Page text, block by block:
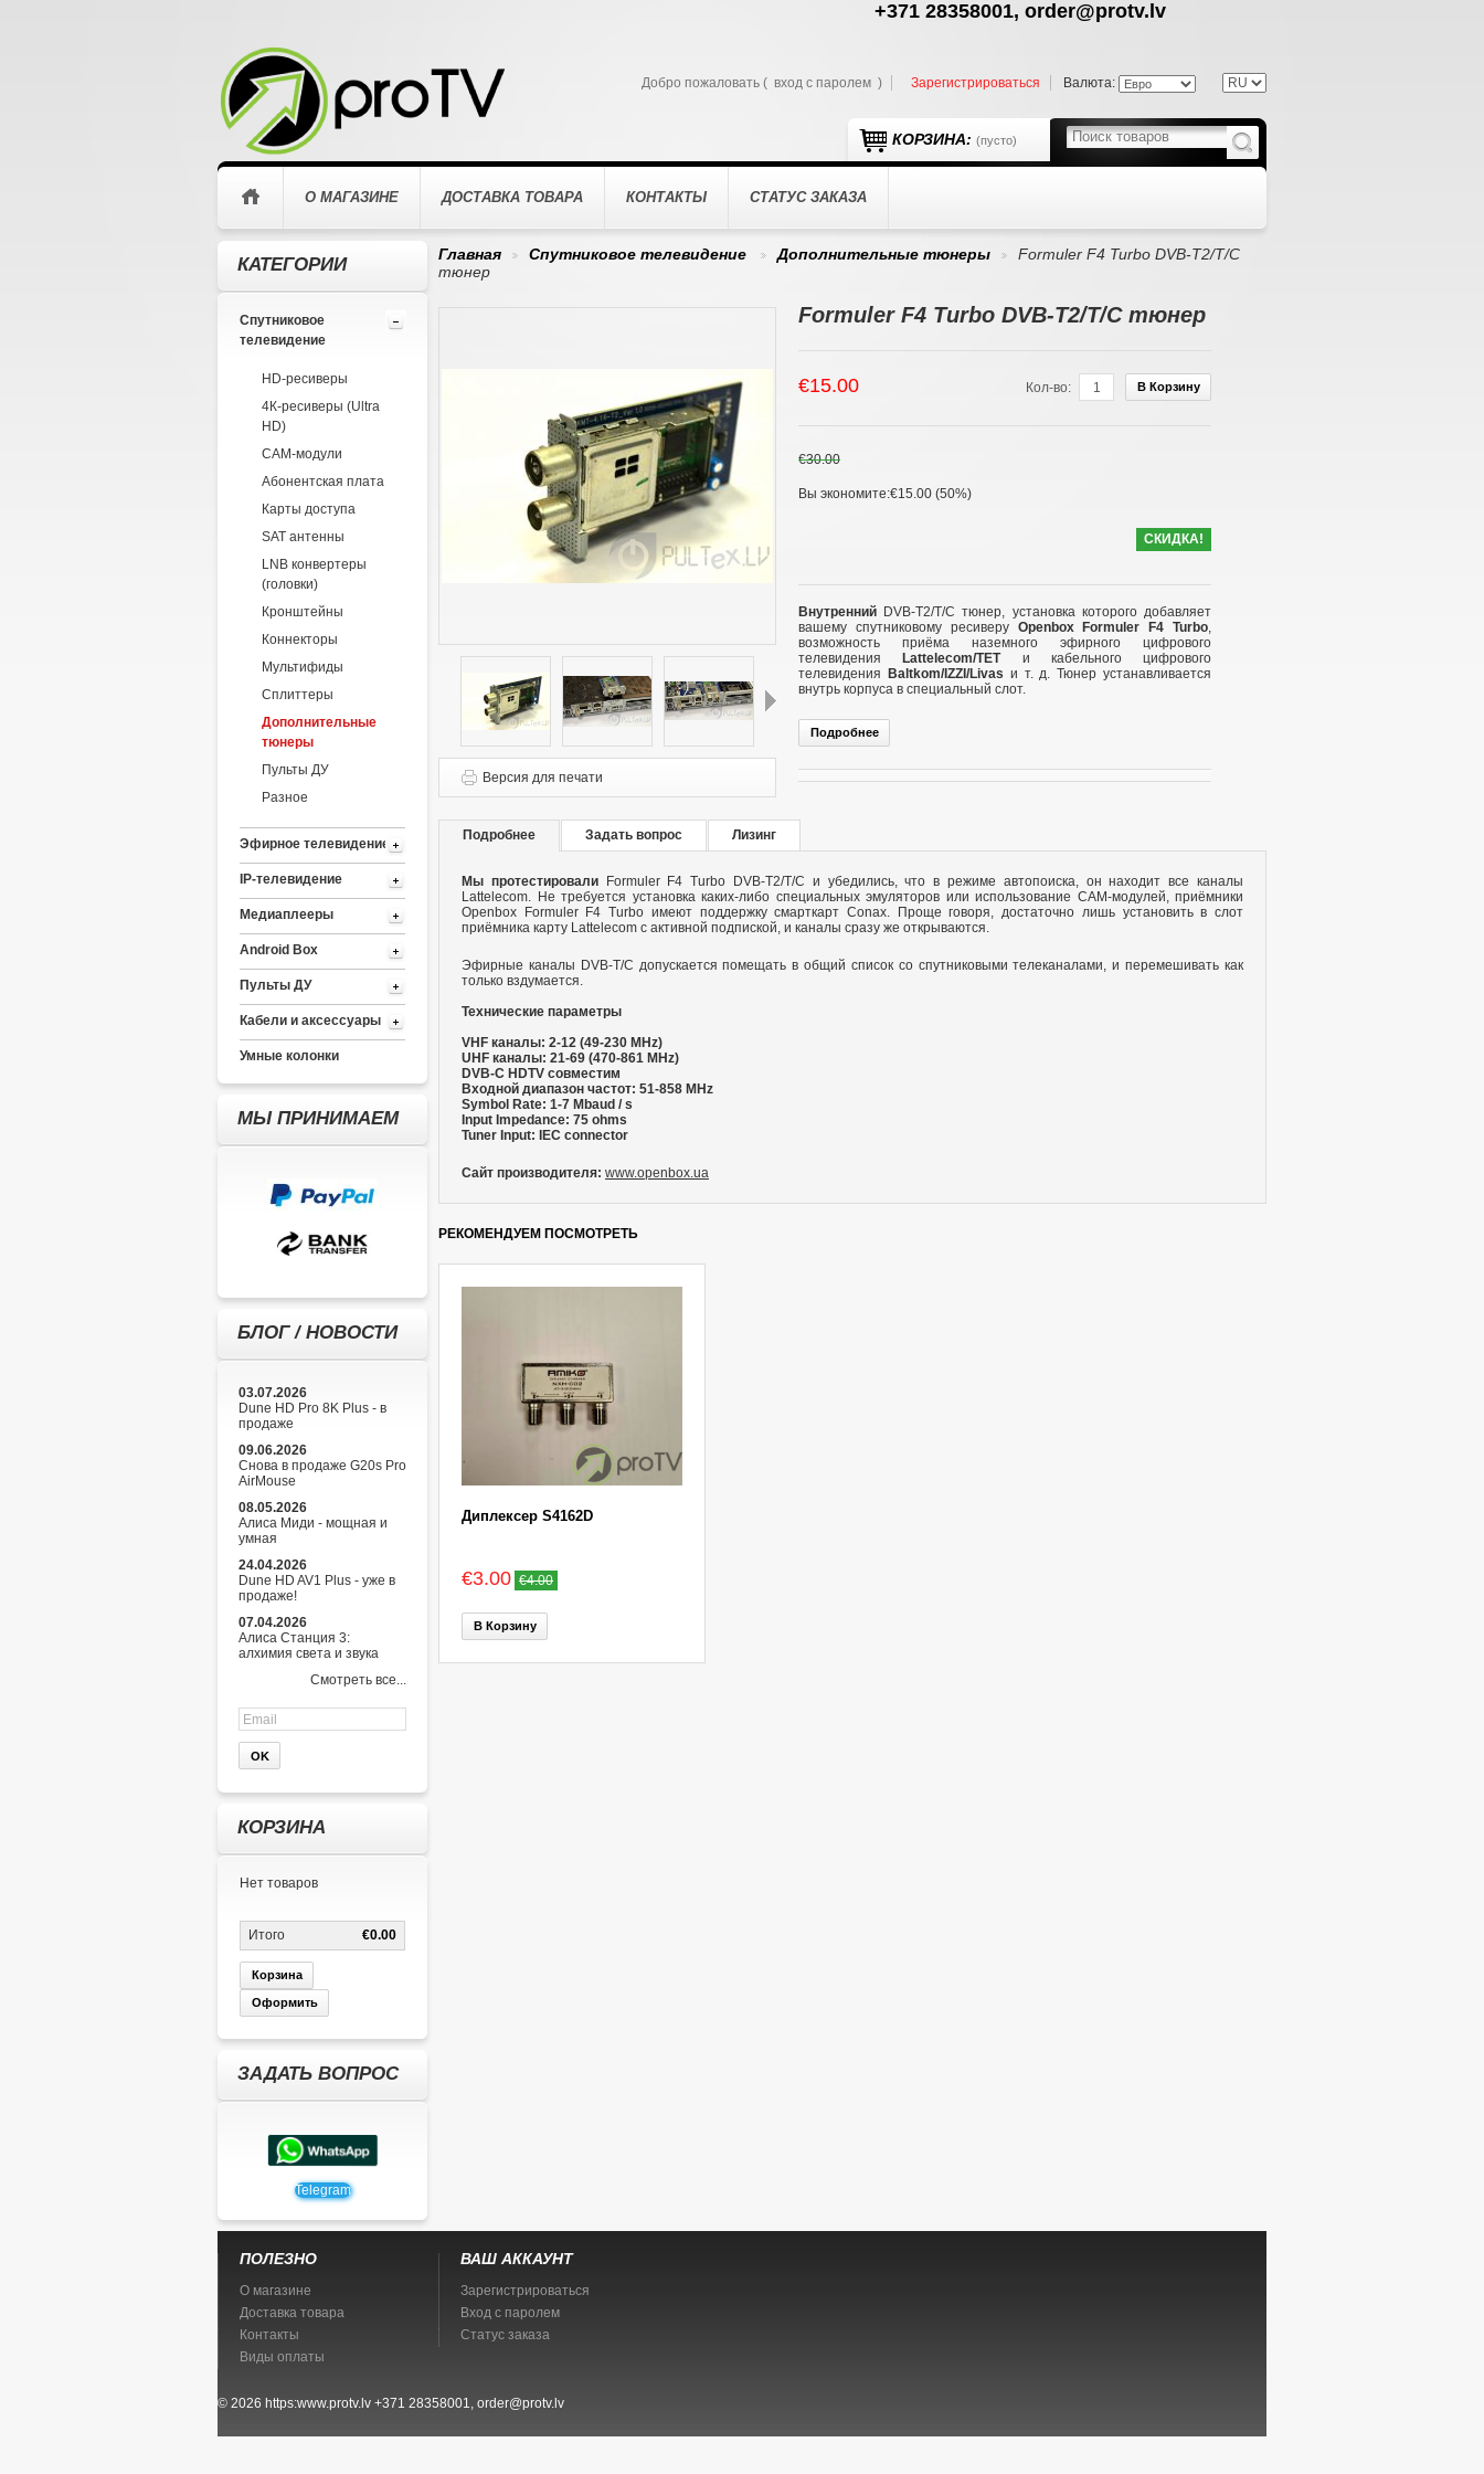
+371 28358001, order@protv.lv
Валюта:
О МАГАЗИНЕ ДОСТАВКА ТОВАРА КОНТАКТЫ СТАТУС ЗАКАЗА
КОРЗИНА: (пусто)
Зарегистрироваться
Добро пожаловать ( вход с паролем )
КАТЕГОРИИ
Спутниковое
телевидение
HD-ресиверы
4К-ресиверы (Ultra
HD)
CAM-модули
Абонентская плата
Карты доступа
SAT антенны
LNB конвертеры
(головки)
Кронштейны
Коннекторы
Мультифиды
Сплиттеры
Дополнительные
тюнеры
Пульты ДУ
Разное
Эфирное телевидение
IP-телевидение
Медиаплееры
Android Box
Пульты ДУ
Кабели и аксессуары
Умные колонки
МЫ ПРИНИМАЕМ
БЛОГ / НОВОСТИ
03.07.2026
Dune HD Pro 8K Plus - в
продаже
09.06.2026
Снова в продаже G20s Pro
AirMouse
08.05.2026
Алиса Миди - мощная и
умная
24.04.2026
Dune HD AV1 Plus - уже в
продаже!
07.04.2026
Алиса Станция 3:
алхимия света и звука
Смотреть все...
КОРЗИНА
Нет товаров
€0.00
Итого
Корзина
Оформить
ЗАДАТЬ ВОПРОС
Telegram
Главная
Спутниковое телевидение
Дополнительные тюнеры
Formuler F4 Turbo DVB-T2/T/C
тюнер
Версия для печати
Formuler F4 Turbo DVB-T2/T/C тюнер
€15.00 В Корзину
Кол-во:
€30.00
Вы экономите:€15.00 (50%)
СКИДКА!
Внутренний DVB-T2/T/C тюнер, установка которого добавляет
вашему спутниковому ресиверу Openbox Formuler F4 Turbo,
возможность приёма наземного эфирного цифрового
телевидения
Lattelecom/TETи кабельного цифрового
телевидения
Baltkom/IZZI/Livas и т. д. Тюнер устанавливается
внутрь корпуса в специальный слот.
Подробнее
Подробнее Задать вопрос Лизинг
Мы протестировалиFormuler F4 Turbo DVB-T2/T/C и убедились, что в режиме автопоиска, он находит все каналы
Lattelecom. Не требуется установка каких-либо специальных эмуляторов или использование CAM-модулей, приёмники
Openbox Formuler F4 Turbo имеют поддержку смарткарт Conax. Проще говоря, достаточно лишь установить в слот
приёмника карту Lattelecom с активной подпиской, и каналы сразу же открываются.
Эфирные каналы DVB-T/C допускается помещать в общий список со спутниковыми телеканалами, и перемешивать как
только вздумается.
Технические параметры
VHF каналы: 2-12 (49-230 MHz)
UHF каналы: 21-69 (470-861 MHz)
DVB-C HDTV совместим
Входной диапазон частот: 51-858 MHz
Symbol Rate: 1-7 Mbaud / s
Input Impedance: 75 ohms
Tuner Input: IEC connector
Сайт производителя: www.openbox.ua
РЕКОМЕНДУЕМ ПОСМОТРЕТЬ
Диплексер S4162D
€3.00 €4.00
В Корзину
ПОЛЕЗНО
О магазине
Доставка товара
Контакты
Виды оплаты
ВАШ АККАУНТ
Зарегистрироваться
Вход с паролем
Статус заказа
© 2026 https:www.protv.lv +371 28358001, order@protv.lv